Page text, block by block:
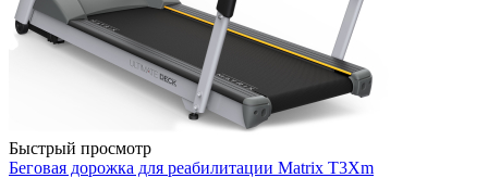
Быстрый просмотр
Беговая дорожка для реабилитации Matrix T3Xm